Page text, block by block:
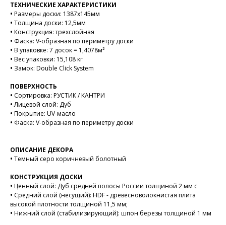
ТЕХНИЧЕСКИЕ ХАРАКТЕРИСТИКИ
• Размеры доски: 1387х145мм
• Толщина доски: 12,5мм
• Конструкция: трехслойная
• Фаска: V-образная по периметру доски
• В упаковке: 7 досок = 1,4078м²
• Вес упаковки: 15,108 кг
• Замок: Double Click System
ПОВЕРХНОСТЬ
• Сортировка: РУСТИК / КАНТРИ
•Лицевой слой: Дуб
• Покрытие: UV-масло
• Фаска: V-образная по периметру доски
ОПИСАНИЕ ДЕКОРА
• Темный серо коричневый болотный
КОНСТРУКЦИЯ ДОСКИ
• Ценный слой: Дуб средней полосы России толщиной 2 мм с
• Средний слой (несущий): HDF - древесноволокнистая плита
высокой плотности толщиной 11,5 мм;
• Нижний слой (стабилизирующий): шпон березы толщиной 1 мм